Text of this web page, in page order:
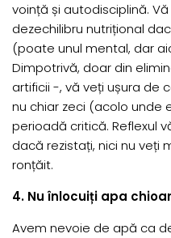
voință și autodisciplină.
dezechilibru nutrițional
(poate unul mental, dar
Dimpotrivă, doar din
artificii -, vă veți ușura de
nu chiar zeci (acolo unde
perioadă critică. Reflexul
dacă rezistați, nici nu veți
ronțăit.
4. Nu înlocuiți apa
Avem nevoie de apă ca